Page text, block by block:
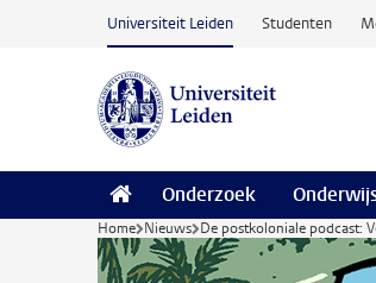
Ga naar hoofdinhoud
Universiteit Leiden Studenten
Onderzoek
Home Nieuws De postkoloniale podcast: